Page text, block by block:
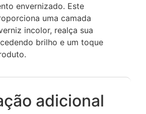
envernizado. Este
uma camada
incolor, realça sua
brilho e um toque
adicional